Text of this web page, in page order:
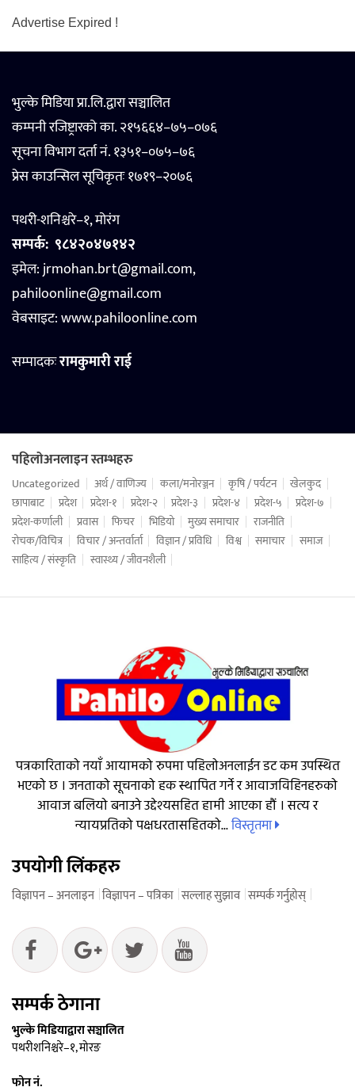
Advertise Expired !
भुल्के मिडिया प्रा.लि.द्वारा सञ्चालित
कम्पनी रजिष्ट्रारको का. २१५६६४–७५–०७६
सूचना विभाग दर्ता नं. १३५१–०७५–७६
प्रेस काउन्सिल सूचिकृतः १७१९–२०७६
पथरी-शनिश्चरे–१, मोरंग
सम्पर्क: ९८४२०४७१४२
इमेल: jrmohan.brt@gmail.com,
pahiloonline@gmail.com
वेबसाइट:www.pahiloonline.com
सम्पादकःरामकुमारी राई
पहिलोअनलाइन स्तम्भहरु
Uncategorized अर्थ / वाणिज्य कला/मनोरञ्जन कृषि / पर्यटन
खेलकुद
छापाबाट
प्रदेश प्रदेश-१ प्रदेश-२ प्रदेश-३ प्रदेश-४ प्रदेश-५
प्रदेश-७
प्रदेश-कर्णाली
प्रवास फिचर भिडियो मुख्य समाचार
राजनीति
रोचक/विचित्र
विचार / अन्तर्वार्ता विज्ञान / प्रविधि विश्व समाचार
समाज
साहित्य / संस्कृति
स्वास्थ्य / जीवनशैली
पत्रकारिताको नयाँ आयामको रुपमा पहिलोअनलाईन डट कम उपस्थित
भएको छ । जनताको सूचनाको हक स्थापित गर्ने र आवाजविहिनहरुको
आवाज बलियो बनाउने उद्देश्यसहित हामी आएका हौं । सत्य र
न्यायप्रतिको पक्षधरतासहितको...विस्तृतमा
उपयोगी लिंकहरु
विज्ञापन – अनलाइन विज्ञापन – पत्रिका सल्लाह सुझाव सम्पर्क गर्नुहोस्
सम्पर्क ठेगाना
भुल्के मिडियाद्वारा सञ्चालित
पथरीशनिश्चरे–१, मोरङ
फोन नं.